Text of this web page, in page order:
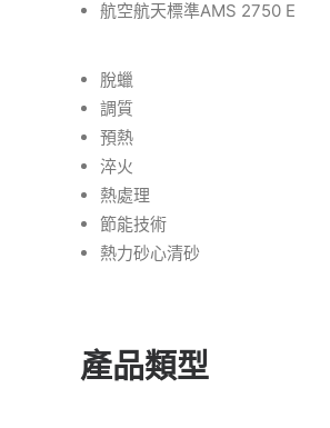
航空航天標準AMS 2750 E
脫蠟
調質
預熱
淬火
熱處理
節能技術
熱力砂心清砂
產品類型